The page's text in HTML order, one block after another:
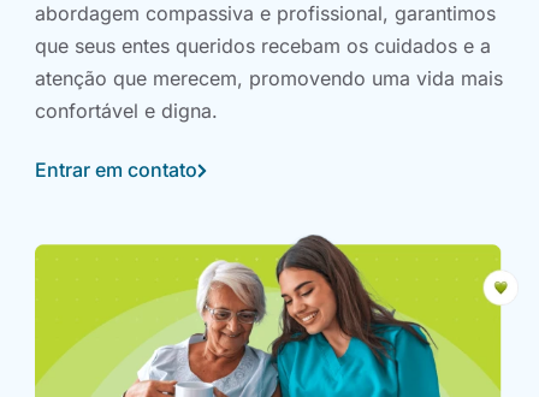
abordagem compassiva e profissional, garantimos
que seus entes queridos recebam os cuidados e a
atenção que merecem, promovendo uma vida mais
confortável e digna.
Entrar em contato